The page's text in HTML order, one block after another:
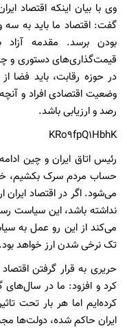
وی با بیان اینکه اقتصاد
گفت: اقتصاد ما باید به سه
بودن برسد. مقدمه آزاد
قیمت‌گذاری‌های دستوری و
در حوزه رقابت، باید فضا
وضعیت اقتصادی افراد و
رصد و ارزیابی باشد.
KRo9fpQ1HbhK
رئیس اتاق ایران و چین
حساب مردم سرک بکشیم،
می‌شود. اگر در اقتصاد
نداشته باشد، این سیاست
می‌کند از این رو عمل به
تک نرخی شدن ارز خواهد بود.
حریری به قرار گرفتن
کرد و افزود: ما در
کرده‌ایم اما هر بار تحت
ایران حاکم شده، دولت‌ها